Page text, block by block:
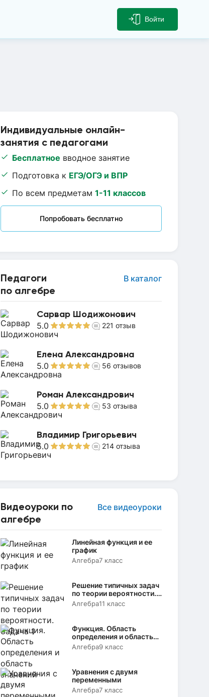
Войти
Индивидуальные онлайн-
занятия с педагогами
Бесплатное вводное занятие
Подготовка к ЕГЭ/ОГЭ и ВПР
По всем предметам 1-11 классов
Попробовать бесплатно
Педагоги
по алгебре
В каталог
Сарвар Шодижонович
5.0 221 отзыв
Елена Александровна
5.0 56 отзывов
Роман Александрович
5.0 53 отзыва
Владимир Григорьевич
5.0 214 отзыва
Видеоуроки по
алгебре
Все видеоуроки
Линейная функция и ее
график
Алгебра7 класс
Решение типичных задач
по теории вероятности.
Задача 1
Алгебра11 класс
Функция. Область
определения и область
значений
Алгебра9 класс
Уравнения с двумя
переменными
Алгебра7 класс